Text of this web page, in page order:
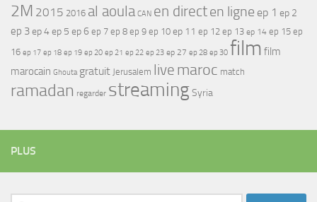
2M 2015 2016 al aoula CAN en directen ligne ep 1 ep 2
ep 3ep 4ep 5 ep 6 ep 7 ep 8 ep 9 ep 10 ep 11 ep 12 ep 13 ep 14 ep 15 ep
16 ep 17 ep 18 ep 19 ep 20 ep 21 ep 22 ep 23 ep 27 ep 28 ep 30 film film
marocain Ghouta gratuit Jerusalem live maroc match
ramadan regarder streamingSyria
PLUS